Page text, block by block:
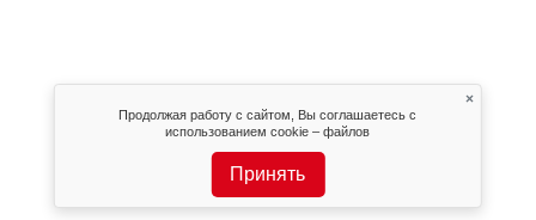
Продолжая работу с сайтом, Вы соглашаетесь с
использованием cookie – файлов
Принять
×